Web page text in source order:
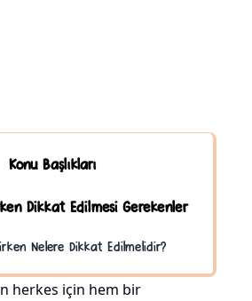
Konu Başlıkları
Dikkat Edilmesi Gerekenler
Nelere Dikkat Edilmelidir?
herkes için hem bir